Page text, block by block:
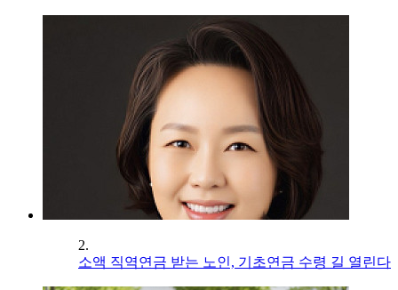
2.
소액 직역연금 받는 노인, 기초연금 수령 길 열린다